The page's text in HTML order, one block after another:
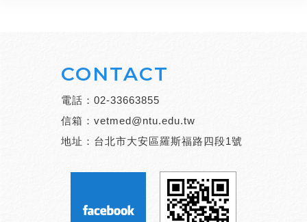
CONTACT
電話： 02-33663855
信箱： vetmed@ntu.edu.tw
地址：台北市大安區羅斯福路四段1號